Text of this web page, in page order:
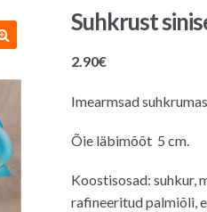
Suhkrust
2.90€
Imearmsad
Õie läbimõõt 5 cm.
Koostisosad: suhkur,
rafineeritud palmiõli,